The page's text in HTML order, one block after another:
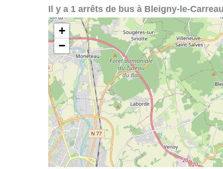
Il y a 1 arrêts de bus à Bleigny-le-
+
−